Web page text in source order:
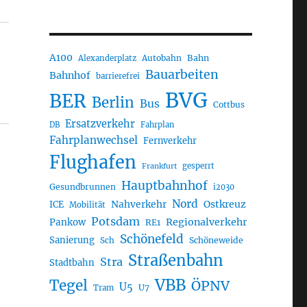
aus DB“
A100 Alexanderplatz Autobahn Bahn
Bahnhof barrierefrei Bauarbeiten
BER Berlin Bus BVG Cottbus
DB Ersatzverkehr Fahrplan
Fahrplanwechsel Fernverkehr
Flughafen Frankfurt gesperrt
Gesundbrunnen Hauptbahnhof i2030
ICE Mobilität Nahverkehr Nord Ostkreuz
Pankow Potsdam RE1 Regionalverkehr
Sanierung Sch Schönefeld Schöneweide
Stadtbahn Stra Straßenbahn
Tegel Tram U5 U7 VBB ÖPNV